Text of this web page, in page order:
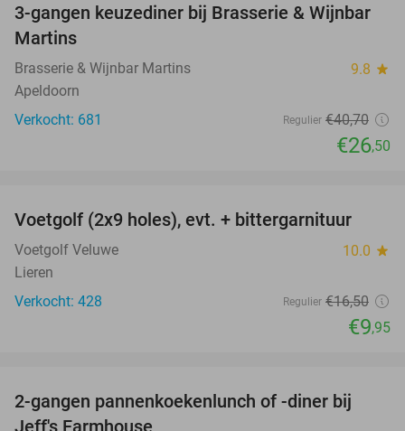
35%
3-gangen keuzediner bij Brasserie & Wijnbar
Martins
Brasserie & Wijnbar Martins 9.8 star
Apeldoorn
Verkocht: 681
Regulier €40,70
€26,50
40%
Voetgolf (2x9 holes), evt. + bittergarnituur
Voetgolf Veluwe 10.0 star
Lieren
Verkocht: 428
Regulier €16,50
€9,95
38%
2-gangen pannenkoekenlunch of -diner bij
Jeff's Farmhouse